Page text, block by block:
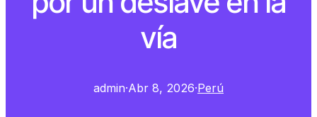
vía
admin·Abr 8, 2026·Perú